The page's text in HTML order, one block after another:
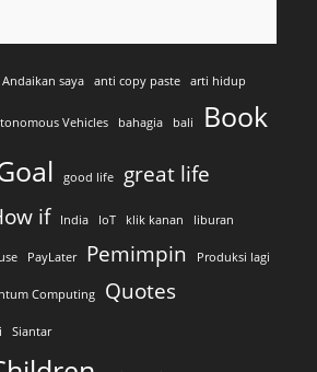
Andaikan saya anti copy paste arti hidup
Vehicles bahagia bali Book
good life
great life
if India IoT klik kanan liburan
PayLater Pemimpin Produksi lagi
Computing
Quotes
Siantar